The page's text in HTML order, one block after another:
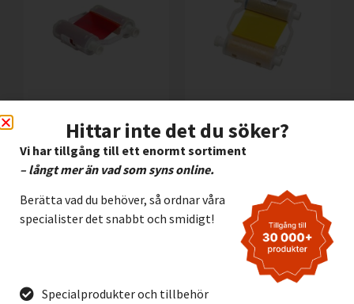
Färgband Brady B30-
R10000-RD RÖD
2.295,00kr Exkl. moms
Lägg I Kundvagn
Offertförfrågan
Färgband Brady B30-
R10000-YL GUL
2.295,00kr
Lägg I Kundvagn
Offertförfrågan
Hittar inte det du söker?
Vi har tillgång till ett enormt sortiment
– långt mer än vad som syns online.
Berätta vad du behöver, så ordnar våra
specialister det snabbt och smidigt!
Specialprodukter och tillbehör